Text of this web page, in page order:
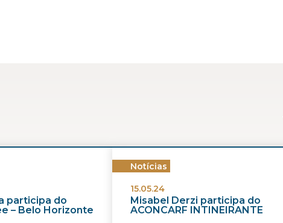
participa do
– Belo Horizonte
Notícias
15.05.24
Misabel Derzi participa do
ACONCARF INTINEIRANTE